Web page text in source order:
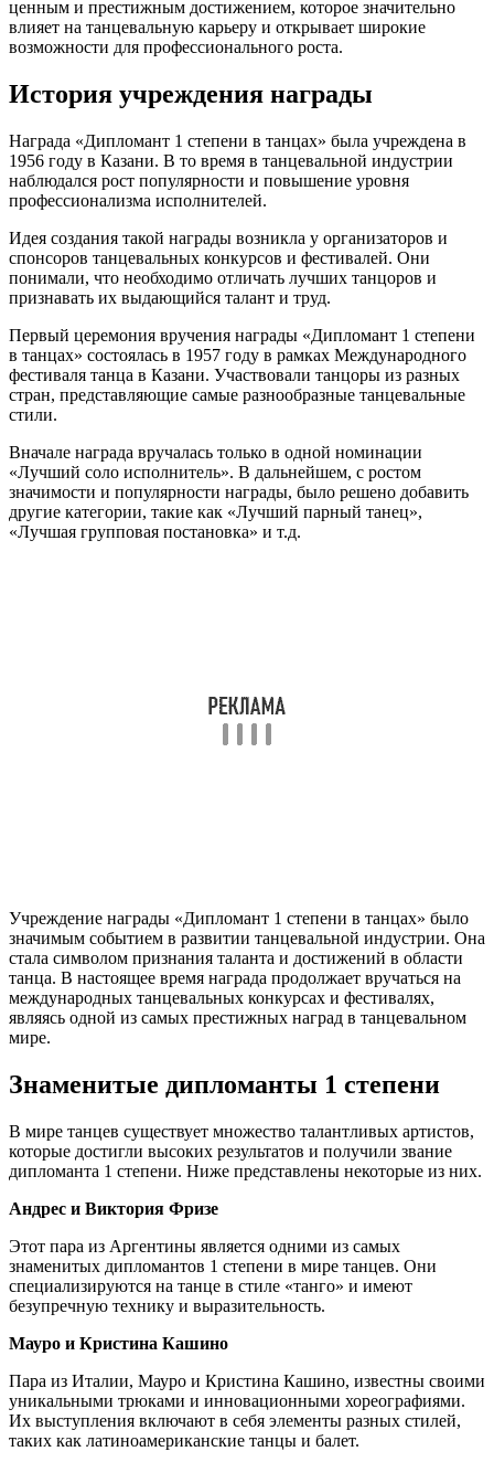
ценным и престижным достижением, которое значительно
влияет на танцевальную карьеру и открывает широкие
возможности для профессионального роста.
История учреждения награды
Награда «Дипломант 1 степени в танцах» была учреждена в
1956 году в Казани. В то время в танцевальной индустрии
наблюдался рост популярности и повышение уровня
профессионализма исполнителей.
Идея создания такой награды возникла у организаторов и
спонсоров танцевальных конкурсов и фестивалей. Они
понимали, что необходимо отличать лучших танцоров и
признавать их выдающийся талант и труд.
Первый церемония вручения награды «Дипломант 1 степени
в танцах» состоялась в 1957 году в рамках Международного
фестиваля танца в Казани. Участвовали танцоры из разных
стран, представляющие самые разнообразные танцевальные
стили.
Вначале награда вручалась только в одной номинации
«Лучший соло исполнитель». В дальнейшем, с ростом
значимости и популярности награды, было решено добавить
другие категории, такие как «Лучший парный танец»,
«Лучшая групповая постановка» и т.д.
Учреждение награды «Дипломант 1 степени в танцах» было
значимым событием в развитии танцевальной индустрии. Она
стала символом признания таланта и достижений в области
танца. В настоящее время награда продолжает вручаться на
международных танцевальных конкурсах и фестивалях,
являясь одной из самых престижных наград в танцевальном
мире.
Знаменитые дипломанты 1 степени
В мире танцев существует множество талантливых артистов,
которые достигли высоких результатов и получили звание
дипломанта 1 степени. Ниже представлены некоторые из них.
Андрес и Виктория Фризе
Этот пара из Аргентины является одними из самых
знаменитых дипломантов 1 степени в мире танцев. Они
специализируются на танце в стиле «танго» и имеют
безупречную технику и выразительность.
Мауро и Кристина Кашино
Пара из Италии, Мауро и Кристина Кашино, известны своими
уникальными трюками и инновационными хореографиями.
Их выступления включают в себя элементы разных стилей,
таких как латиноамериканские танцы и балет.